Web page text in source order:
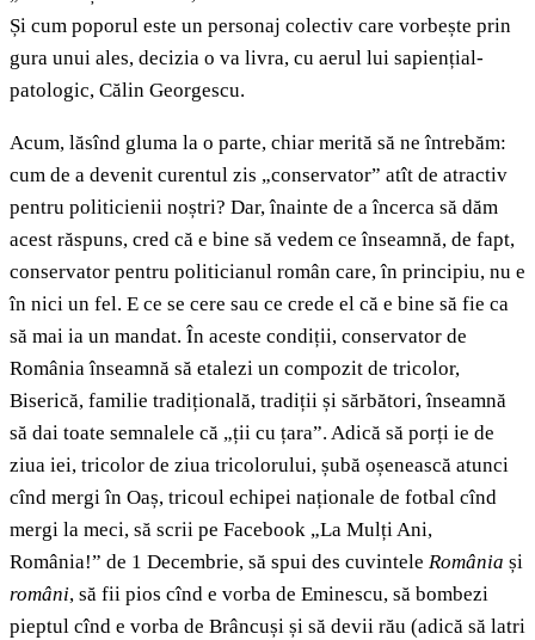
Și cum poporul este un personaj colectiv care vorbește prin
gura unui ales, decizia o va livra, cu aerul lui sapiențial-
patologic, Călin Georgescu.
Acum, lăsînd gluma la o parte, chiar merită să ne întrebăm:
cum de a devenit curentul zis „conservator” atît de atractiv
pentru politicienii noștri? Dar, înainte de a încerca să dăm
acest răspuns, cred că e bine să vedem ce înseamnă, de fapt,
conservator pentru politicianul român care, în principiu, nu e
în nici un fel. E ce se cere sau ce crede el că e bine să fie ca
să mai ia un mandat. În aceste condiții, conservator de
România înseamnă să etalezi un compozit de tricolor,
Biserică, familie tradițională, tradiții și sărbători, înseamnă
să dai toate semnalele că „ții cu țara”. Adică să porți ie de
ziua iei, tricolor de ziua tricolorului, șubă oșenească atunci
cînd mergi în Oaș, tricoul echipei naționale de fotbal cînd
mergi la meci, să scrii pe Facebook „La Mulți Ani,
România!” de 1 Decembrie, să spui des cuvintele România și
români, să fii pios cînd e vorba de Eminescu, să bombezi
pieptul cînd e vorba de Brâncuși și să devii rău (adică să latri